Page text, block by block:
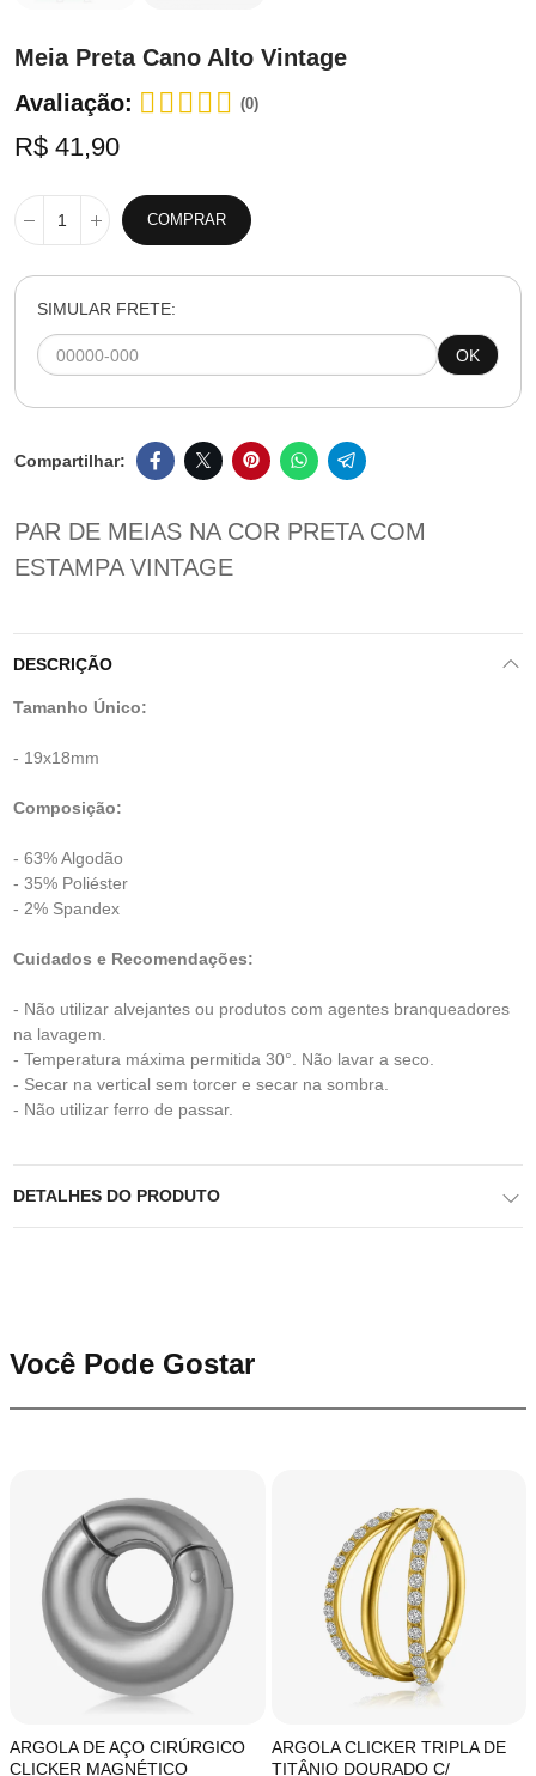
Meia Preta Cano Alto Vintage
Avaliação:
(0)
R$ 41,90
COMPRAR
SIMULAR FRETE:
OK
PAR DE MEIAS NA COR PRETA COM
ESTAMPA VINTAGE
DESCRIÇÃO
Tamanho Único:
- 19x18mm
Composição:
- 63% Algodão
- 35% Poliéster
- 2% Spandex
Cuidados e Recomendações:
- Não utilizar alvejantes ou produtos com agentes branqueadores
na lavagem.
- Temperatura máxima permitida 30°. Não lavar a seco.
- Secar na vertical sem torcer e secar na sombra.
- Não utilizar ferro de passar.
DETALHES DO PRODUTO
Você Pode Gostar
ARGOLA DE AÇO CIRÚRGICO
CLICKER MAGNÉTICO
ARGOLA CLICKER TRIPLA DE
TITÂNIO DOURADO C/